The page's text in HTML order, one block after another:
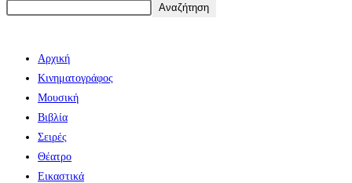
Αναζήτηση
Αρχική
Κινηματογράφος
Μουσική
Βιβλία
Σειρές
Θέατρο
Εικαστικά